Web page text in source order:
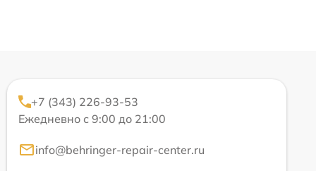
+7 (343) 226-93-53
Ежедневно с 9:00 до 21:00
info@behringer-repair-center.ru